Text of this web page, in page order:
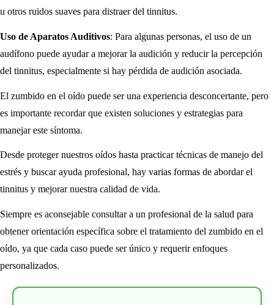
u otros ruidos suaves para distraer del tinnitus.
Uso de Aparatos Auditivos: Para algunas personas, el uso de un
audífono puede ayudar a mejorar la audición y reducir la percepción
del tinnitus, especialmente si hay pérdida de audición asociada.
El zumbido en el oído puede ser una experiencia desconcertante, pero
es importante recordar que existen soluciones y estrategias para
manejar este síntoma.
Desde proteger nuestros oídos hasta practicar técnicas de manejo del
estrés y buscar ayuda profesional, hay varias formas de abordar el
tinnitus y mejorar nuestra calidad de vida.
Siempre es aconsejable consultar a un profesional de la salud para
obtener orientación específica sobre el tratamiento del zumbido en el
oído, ya que cada caso puede ser único y requerir enfoques
personalizados.